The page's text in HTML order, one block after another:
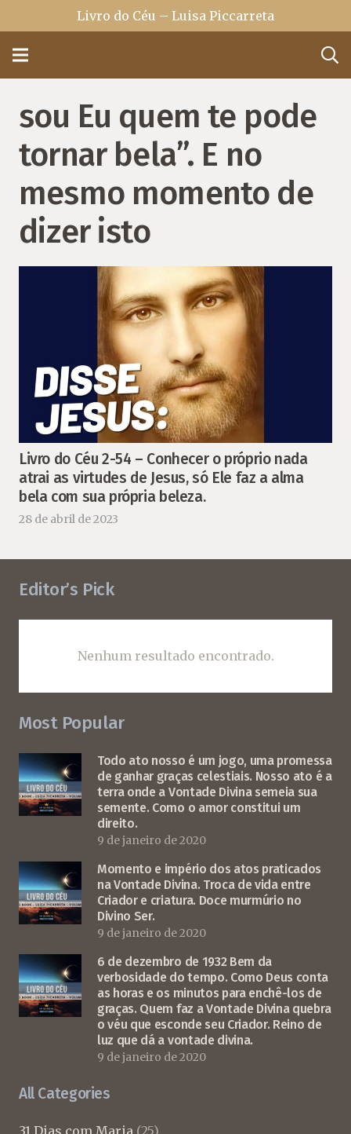
Livro do Céu – Luisa Piccarreta
sou Eu quem te pode
tornar bela”. E no
mesmo momento de
dizer isto
Livro do Céu 2-54 – Conhecer o próprio nada
atrai as virtudes de Jesus, só Ele faz a alma
bela com sua própria beleza.
28 de abril de 2023
Editor’s Pick
Nenhum resultado encontrado.
Most Popular
Todo ato nosso é um jogo, uma promessa
de ganhar graças celestiais. Nosso ato é a
terra onde a Vontade Divina semeia sua
semente. Como o amor constitui um
direito.
9 de janeiro de 2020
Momento e império dos atos praticados
na Vontade Divina. Troca de vida entre
Criador e criatura. Doce murmúrio no
Divino Ser.
9 de janeiro de 2020
6 de dezembro de 1932 Bem da
verbosidade do tempo. Como Deus conta
as horas e os minutos para enchê-los de
graças. Quem faz a Vontade Divina quebra
o véu que esconde seu Criador. Reino de
luz que dá a vontade divina.
9 de janeiro de 2020
All Categories
31 Dias com Maria (25)